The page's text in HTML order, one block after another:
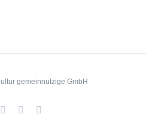
gemeinnützige GmbH
YouTubeLinkedIn